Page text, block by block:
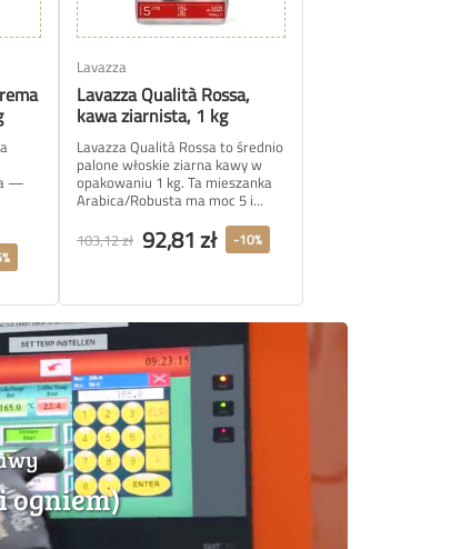
—
Lavazza
Lavazza Qualità Rossa,
kawa ziarnista, 1 kg
Lavazza Qualità Rossa to średnio
palone włoskie ziarna kawy w
opakowaniu 1 kg. Ta mieszanka
Arabica/Robusta ma moc 5 i...
103,12 zł 92,81 zł -10%
ogniem)